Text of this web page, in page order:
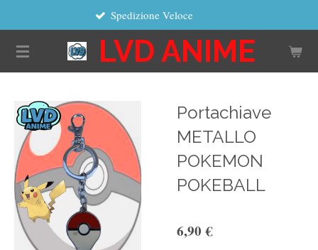
contenuto
principale
LVD ANIME
Spedizione Veloce
Portachiave
METALLO
POKEMON
POKEBALL
6,90 €